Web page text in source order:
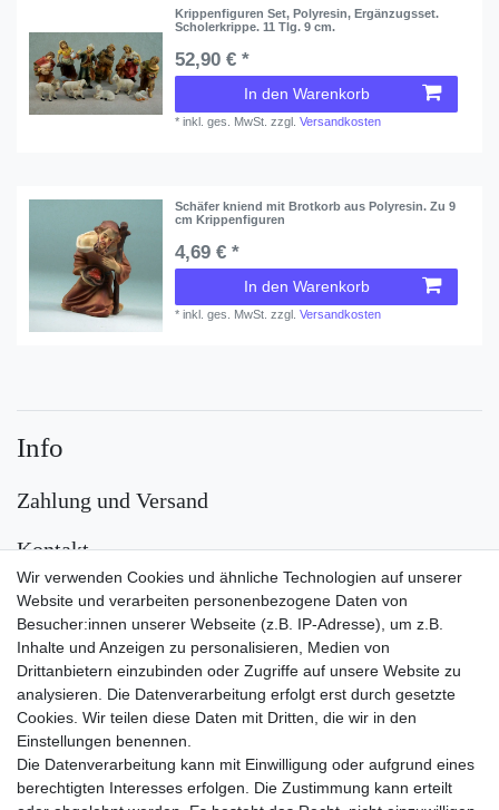
Krippenfiguren Set, Polyresin, Ergänzugsset.
Scholerkrippe. 11 Tlg. 9 cm.
52,90 € *
In den Warenkorb
*inkl. ges. MwSt. zzgl.Versandkosten
Schäfer kniend mit Brotkorb aus Polyresin. Zu 9
cm Krippenfiguren
4,69 € *
In den Warenkorb
*inkl. ges. MwSt. zzgl.Versandkosten
Wir verwenden Cookies und ähnliche Technologien auf unserer
Website und verarbeiten personenbezogene Daten von
Besucher:innen unserer Webseite (z.B. IP-Adresse), um z.B.
Inhalte und Anzeigen zu personalisieren, Medien von
Drittanbietern einzubinden oder Zugriffe auf unsere Website zu
analysieren. Die Datenverarbeitung erfolgt erst durch gesetzte
Cookies. Wir teilen diese Daten mit Dritten, die wir in den
Einstellungen benennen.
Die Datenverarbeitung kann mit Einwilligung oder aufgrund eines
berechtigten Interesses erfolgen. Die Zustimmung kann erteilt
Info
Zahlung und Versand
Kontakt
Versand
Zahlungsarten